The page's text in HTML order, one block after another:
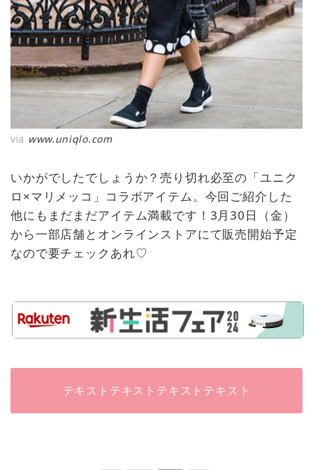
via www.uniqlo.com
いかがでしたでしょうか？売り切れ必至の「ユニク
ロ×マリメッコ」コラボアイテム。今回ご紹介した
他にもまだまだアイテム満載です！3月30日（金）
から一部店舗とオンラインストアにて販売開始予定
なので要チェックあれ♡
テキストテキストテキストテキスト